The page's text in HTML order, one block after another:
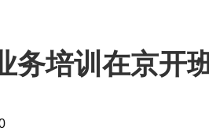
务培训在京开